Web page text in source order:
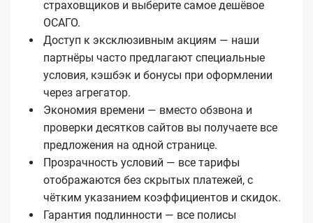
страховщиков и выберите самое дешёвое
ОСАГО.
Доступ к эксклюзивным акциям — наши
партнёры часто предлагают специальные
условия, кэшбэк и бонусы при оформлении
через агрегатор.
Экономия времени — вместо обзвона и
проверки десятков сайтов вы получаете все
предложения на одной странице.
Прозрачность условий — все тарифы
отображаются без скрытых платежей, с
чётким указанием коэффициентов и скидок.
Гарантия подлинности — все полисы